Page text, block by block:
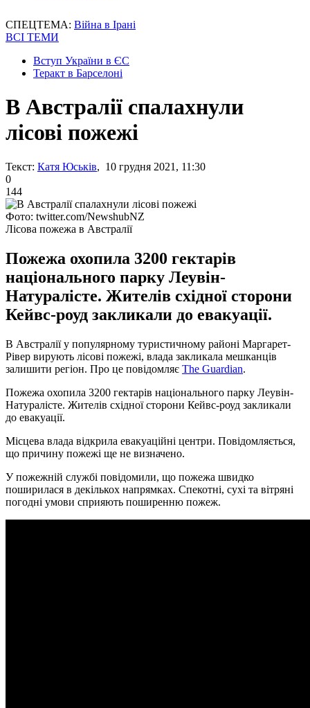
СПЕЦТЕМА: Війна в Ірані
ВСІ ТЕМИ
Вступ України в ЄС
Теракт в Барселоні
В Австралії спалахнули
лісові пожежі
Текст: Катя Юськів, 10 грудня 2021, 11:30
0
144
Фото: twitter.com/NewshubNZ
Лісова пожежа в Австралії
Пожежа охопила 3200 гектарів
національного парку Леувін-
Натуралісте. Жителів східної сторони
Кейвс-роуд закликали до евакуації.
В Австралії у популярному туристичному районі Маргарет-
Рівер вирують лісові пожежі, влада закликала мешканців
залишити регіон. Про це повідомляє The Guardian.
Пожежа охопила 3200 гектарів національного парку Леувін-
Натуралісте. Жителів східної сторони Кейвс-роуд закликали
до евакуації.
Місцева влада відкрила евакуаційні центри. Повідомляється,
що причину пожежі ще не визначено.
У пожежній службі повідомили, що пожежа швидко
поширилася в декількох напрямках. Спекотні, сухі та вітряні
погодні умови сприяють поширенню пожеж.